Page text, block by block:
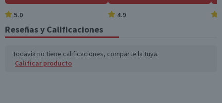
5.0 4.9
Reseñas y Calificaciones
Todavía no tiene calificaciones, comparte la tuya.
Calificar producto